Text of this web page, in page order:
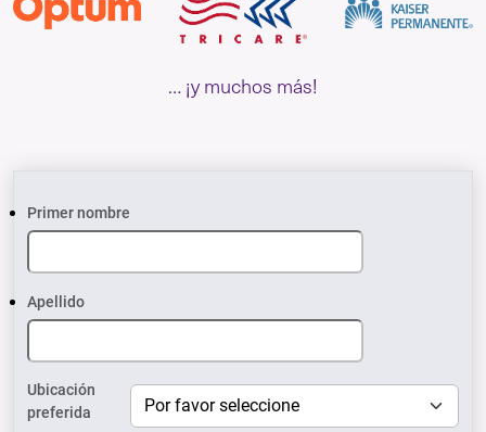
… ¡y muchos más!
Primer nombre
Apellido
Ubicación
preferida